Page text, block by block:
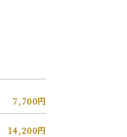
7,700円
14,200円